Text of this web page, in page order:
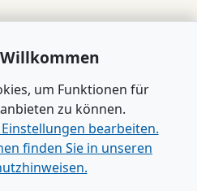
um Funktionen für
zu können.
bearbeiten.
finden Sie in unseren